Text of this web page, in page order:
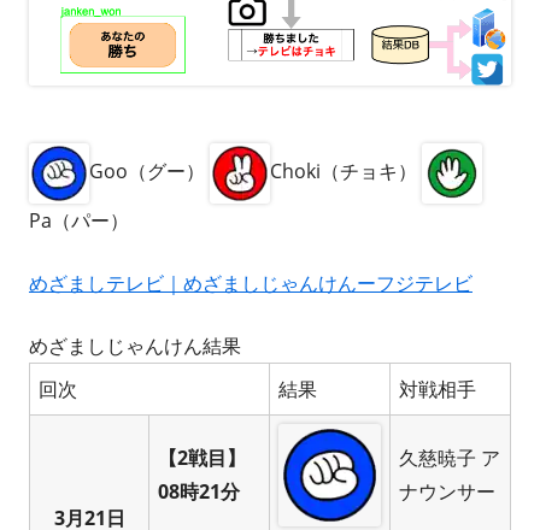
Goo（グー）
Choki（チョキ）
Pa（パー）
めざましテレビ｜めざましじゃんけんーフジテレビ
めざましじゃんけん結果
回次
結果 対戦相手
3月21日
【2戦目】
08時21分
久慈暁子 ア
ナウンサー